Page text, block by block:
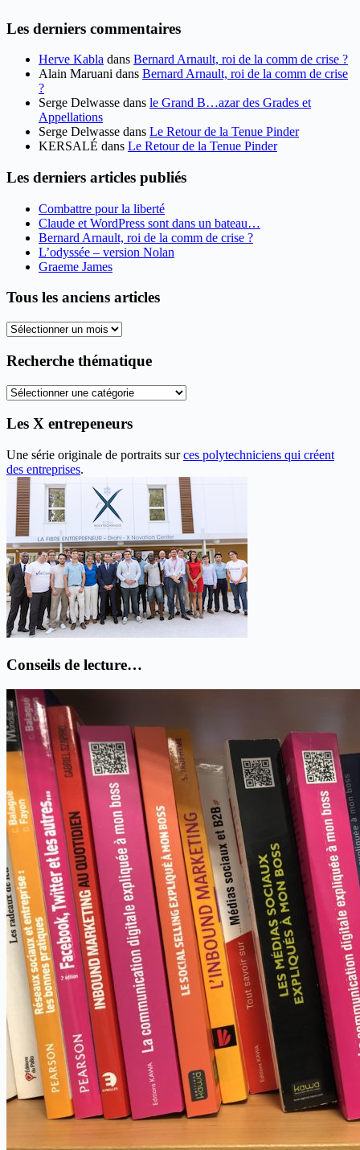
Les derniers commentaires
Herve Kabla dans Bernard Arnault, roi de la comm de crise ?
Alain Maruani dans Bernard Arnault, roi de la comm de crise
?
Serge Delwasse dans le Grand B…azar des Grades et
Appellations
Serge Delwasse dans Le Retour de la Tenue Pinder
KERSALÉ dans Le Retour de la Tenue Pinder
Les derniers articles publiés
Combattre pour la liberté
Claude et WordPress sont dans un bateau…
Bernard Arnault, roi de la comm de crise ?
L’odyssée – version Nolan
Graeme James
Tous les anciens articles
Tous
anciens
Recherche thématique
Recherche
Les X entrepeneurs
Une série originale de portraits surces polytechniciens qui créent
des entreprises.
Conseils de lecture…